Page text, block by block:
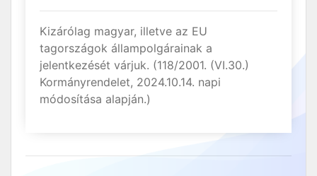
Kizárólag magyar, illetve az EU
tagországok állampolgárainak a
jelentkezését várjuk. (118/2001. (VI.30.)
Kormányrendelet, 2024.10.14. napi
módosítása alapján.)